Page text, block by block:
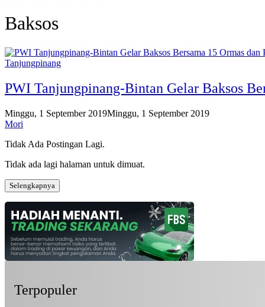
Baksos
Tanjungpinang
PWI Tanjungpinang-Bintan Gelar Baksos
Minggu, 1 September 2019Minggu, 1 September 2019
Mori
Tidak Ada Postingan Lagi.
Tidak ada lagi halaman untuk dimuat.
Selengkapnya
Terpopuler